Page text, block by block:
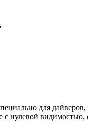
для
нулевой